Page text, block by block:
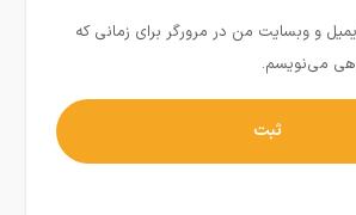
و وبسایت من در مرورگر برای زمانی که
می‌نویسم.